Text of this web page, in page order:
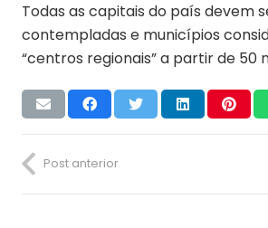
Todas as capitais do país devem
contempladas e municípios
“centros regionais” a partir de 50
Post anterior